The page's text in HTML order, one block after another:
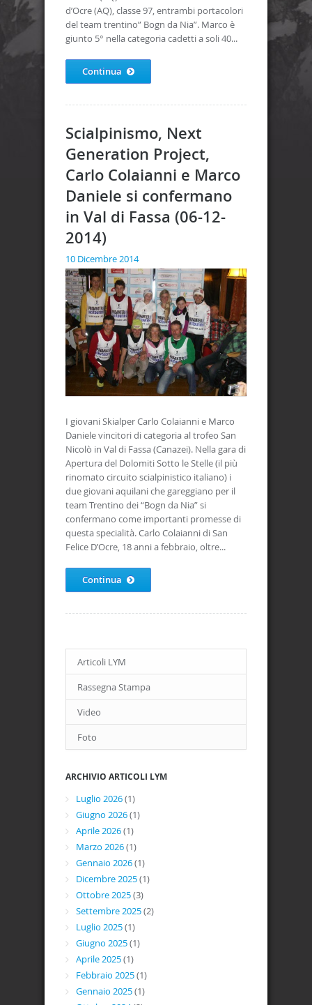
d’Ocre (AQ), classe 97, entrambi portacolori
del team trentino” Bogn da Nia”. Marco è
giunto 5° nella categoria cadetti a soli 40...
Continua
Scialpinismo, Next
Generation Project,
Carlo Colaianni e Marco
Daniele si confermano
in Val di Fassa (06-12-
2014)
10 Dicembre 2014
I giovani Skialper Carlo Colaianni e Marco
Daniele vincitori di categoria al trofeo San
Nicolò in Val di Fassa (Canazei). Nella gara di
Apertura del Dolomiti Sotto le Stelle (il più
rinomato circuito scialpinistico italiano) i
due giovani aquilani che gareggiano per il
team Trentino dei “Bogn da Nia” si
confermano come importanti promesse di
questa specialità. Carlo Colaianni di San
Felice D’Ocre, 18 anni a febbraio, oltre...
Continua
Articoli LYM
Rassegna Stampa
Video
Foto
ARCHIVIO ARTICOLI LYM
Luglio 2026(1)
Giugno 2026(1)
Aprile 2026(1)
Marzo 2026(1)
Gennaio 2026(1)
Dicembre 2025(1)
Ottobre 2025(3)
Settembre 2025(2)
Luglio 2025(1)
Giugno 2025(1)
Aprile 2025(1)
Febbraio 2025(1)
Gennaio 2025(1)